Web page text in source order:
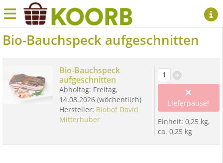
Bio-Bauchspeck aufgeschnitten
Bio-Bauchspeck
aufgeschnitten
Abholtag: Freitag,
14.08.2026(wöchentlich)
Hersteller: Biohof David
Mitterhuber
Lieferpause!
Einheit: 0,25 kg,
ca. 0,25 kg